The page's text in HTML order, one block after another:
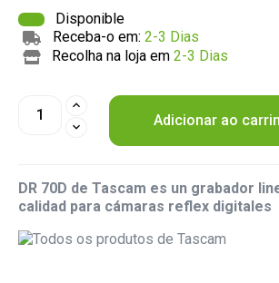
Disponible
Receba-o em:2-3 Dias
Recolha na loja em2-3 Dias
Adicionar ao
DR 70D de Tascam es un grabador
calidad para cámaras reflex digitales